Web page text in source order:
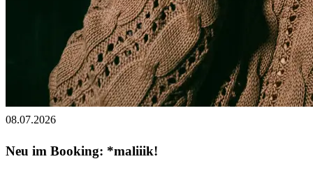
08.07.2026
Neu im Booking: *maliiik!